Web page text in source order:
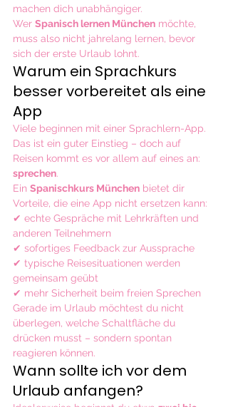
machen dich unabhängiger.
Wer Spanisch lernen München möchte,
muss also nicht jahrelang lernen, bevor
sich der erste Urlaub lohnt.
Warum ein Sprachkurs
besser vorbereitet als eine
App
Viele beginnen mit einer Sprachlern-App.
Das ist ein guter Einstieg – doch auf
Reisen kommt es vor allem auf eines an:
sprechen.
Ein Spanischkurs München bietet dir
Vorteile, die eine App nicht ersetzen kann:
✔ echte Gespräche mit Lehrkräften und
anderen Teilnehmern
✔ sofortiges Feedback zur Aussprache
✔ typische Reisesituationen werden
gemeinsam geübt
✔ mehr Sicherheit beim freien Sprechen
Gerade im Urlaub möchtest du nicht
überlegen, welche Schaltfläche du
drücken musst – sondern spontan
reagieren können.
Wann sollte ich vor dem
Urlaub anfangen?